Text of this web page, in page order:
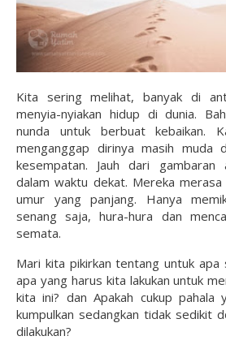
Kita sering melihat, banyak di
menyia-nyiakan hidup di dunia.
nunda untuk berbuat kebaikan.
menganggap dirinya masih muda
kesempatan. Jauh dari gambaran
dalam waktu dekat. Mereka merasa
umur yang panjang. Hanya
senang saja, hura-hura dan
semata.
Mari kita pikirkan tentang untuk apa
apa yang harus kita lakukan untuk
kita ini? dan Apakah cukup pahala
kumpulkan sedangkan tidak sedikit
dilakukan?